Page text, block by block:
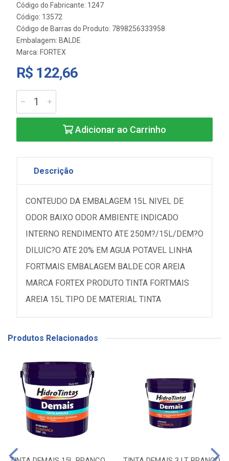
Código do Fabricante: 1247
Código: 13572
Código de Barras do Produto: 7898256333958
Embalagem: BALDE
Marca: FORTEX
R$ 122,66
Adicionar ao Carrinho
Descrição
CONTEUDO DA EMBALAGEM 15L NIVEL DE
ODOR BAIXO ODOR AMBIENTE INDICADO
INTERNO RENDIMENTO ATE 250M?/15L/DEM?O
DILUIC?O ATE 20% EM AGUA POTAVEL LINHA
FORTMAIS EMBALAGEM BALDE COR AREIA
MARCA FORTEX PRODUTO TINTA FORTMAIS
AREIA 15L TIPO DE MATERIAL TINTA
Produtos Relacionados